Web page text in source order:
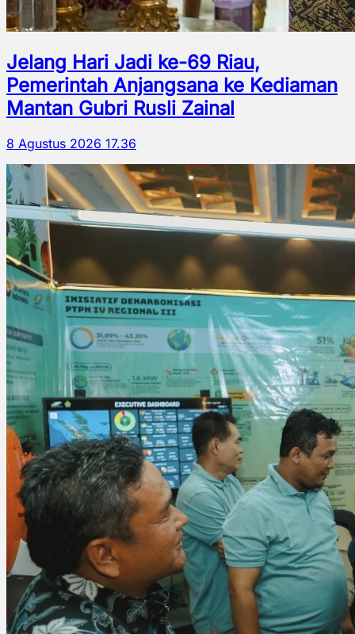
Jelang Hari Jadi ke-69 Riau,
Pemerintah Anjangsana ke Kediaman
Mantan Gubri Rusli Zainal
8 Agustus 2026 17.36